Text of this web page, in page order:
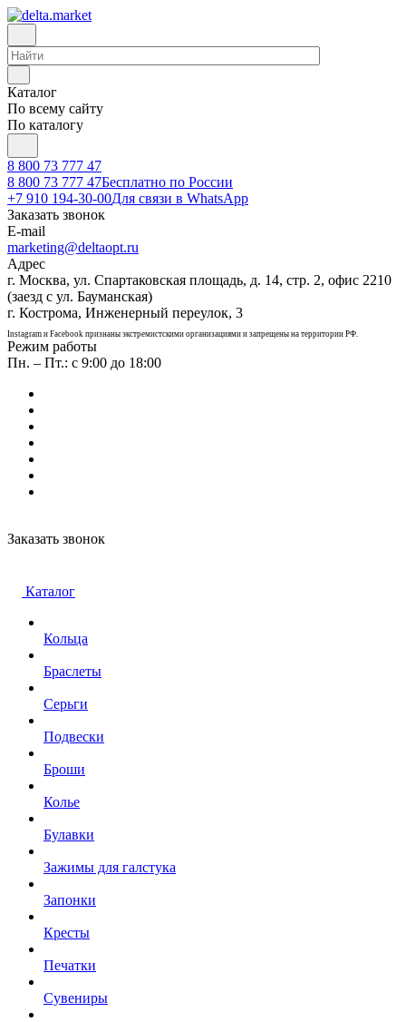
Каталог
По всему сайту
По каталогу
8 800 73 777 47
8 800 73 777 47Бесплатно по России
+7 910 194-30-00Для связи в WhatsApp
Заказать звонок
E-mail
marketing@deltaopt.ru
Адрес
г. Москва, ул. Спартаковская площадь, д. 14, стр. 2, офис 2210
(заезд с ул. Бауманская)
г. Кострома, Инженерный переулок, 3
Instagram и Facebook признаны экстремистскими организациями и запрещены на территории РФ.
Режим работы
Пн. – Пт.: с 9:00 до 18:00
Заказать звонок
Каталог
Кольца
Браслеты
Серьги
Подвески
Броши
Колье
Булавки
Зажимы для галстука
Запонки
Кресты
Печатки
Сувениры